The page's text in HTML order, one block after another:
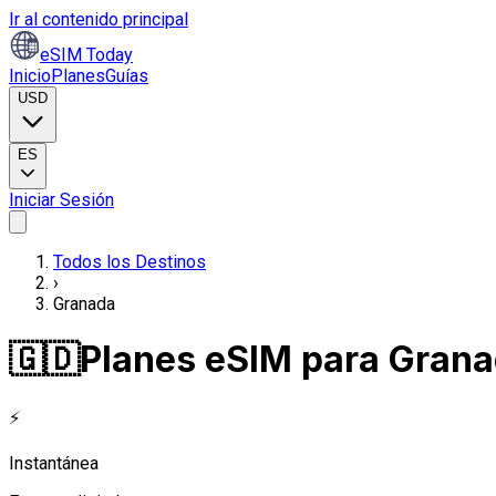
Ir al contenido principal
eSIM Today
InicioPlanesGuías
USD
ES
Iniciar Sesión
Todos los Destinos
›
Granada
🇬🇩Planes eSIM para
⚡
Instantánea